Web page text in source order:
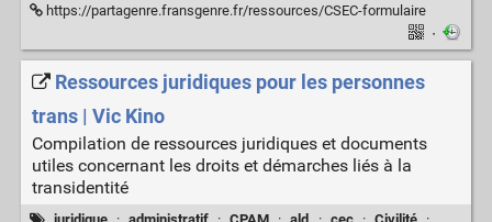
https://partagenre.fransgenre.fr/ressources/CSEC-formulaire
·
Ressources juridiques pour les personnes
trans | Vic Kino
Compilation de ressources juridiques et documents
utiles concernant les droits et démarches liés à la
transidentité
juridique · administratif · CPAM · ald · cec · Civilité ·